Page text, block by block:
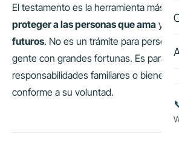
El testamento es la herramienta más
proteger a las personas que ama y
futuros. No es un trámite para
gente con grandes fortunas. Es para
responsabilidades familiares o bienes
conforme a su voluntad.